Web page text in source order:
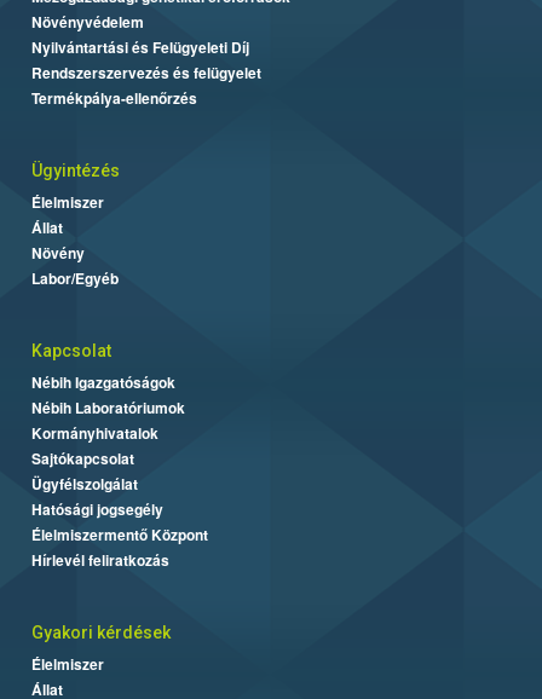
Növényvédelem
Nyilvántartási és Felügyeleti Díj
Rendszerszervezés és felügyelet
Termékpálya-ellenőrzés
Ügyintézés
Élelmiszer
Állat
Növény
Labor/Egyéb
Kapcsolat
Nébih Igazgatóságok
Nébih Laboratóriumok
Kormányhivatalok
Sajtókapcsolat
Ügyfélszolgálat
Hatósági jogsegély
Élelmiszermentő Központ
Hírlevél feliratkozás
Gyakori kérdések
Élelmiszer
Állat